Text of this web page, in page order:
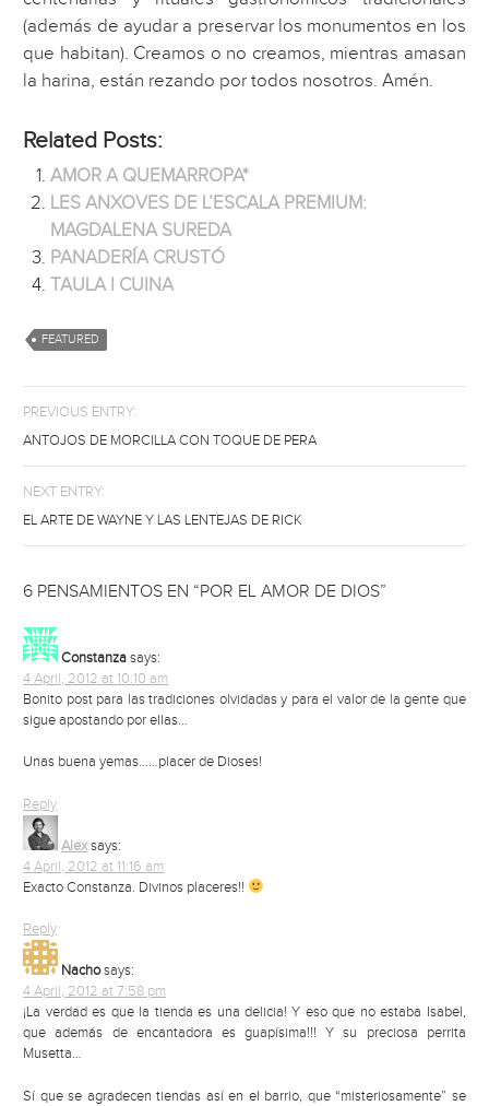
(además de ayudar a preservar los monumentos en los
que habitan). Creamos o no creamos, mientras amasan
la harina, están rezando por todos nosotros. Amén.
Related Posts:
AMOR A QUEMARROPA*
LES ANXOVES DE L’ESCALA PREMIUM:
MAGDALENA SUREDA
PANADERÍA CRUSTÓ
TAULA I CUINA
FEATURED
PREVIOUS ENTRY:
ANTOJOS DE MORCILLA CON TOQUE DE PERA
NEXT ENTRY:
EL ARTE DE WAYNE Y LAS LENTEJAS DE RICK
6 PENSAMIENTOS EN “POR EL AMOR DE DIOS”
Constanza says:
4 April, 2012 at 10:10 am
Bonito post para las tradiciones olvidadas y para el valor de la gente que
sigue apostando por ellas…
Unas buena yemas……placer de Dioses!
Reply
Alexsays:
4 April, 2012 at 11:16 am
Exacto Constanza. Divinos placeres!!
Reply
Nachosays:
4 April, 2012 at 7:58 pm
¡La verdad es que la tienda es una delicia! Y eso que no estaba Isabel,
que además de encantadora es guapísima!!! Y su preciosa perrita
Musetta…
Sí que se agradecen tiendas así en el barrio, que “misteriosamente” se